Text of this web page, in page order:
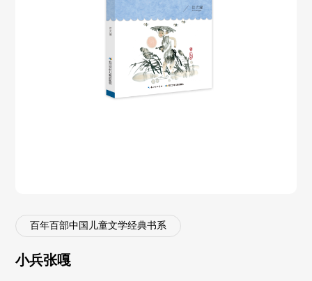
百年百部中国儿童文学经典书系
小兵张嘎